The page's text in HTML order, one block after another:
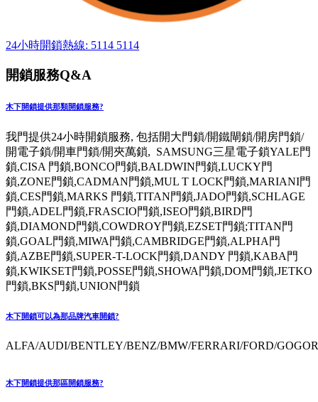
24小時開鎖熱線: 5114 5114
開鎖服務Q&A
木下開鎖提供那類開鎖服務?
我門提供24小時開鎖服務, 包括開大門鎖/開鐵閘鎖/開房門鎖/
開電子鎖/開車門鎖/開夾萬鎖, SAMSUNG三星電子鎖YALE門
鎖,CISA 門鎖,BONCO門鎖,BALDWIN門鎖,LUCKY門
鎖,ZONE門鎖,CADMAN門鎖,MUL T LOCK門鎖,MARIANI門
鎖,CES門鎖,MARKS 門鎖,TITAN門鎖,JADO門鎖,SCHLAGE
門鎖,ADEL門鎖,FRASCIO門鎖,ISEO門鎖,BIRD門
鎖,DIAMOND門鎖,COWDROY門鎖,EZSET門鎖;TITAN門
鎖,GOAL門鎖,MIWA門鎖,CAMBRIDGE門鎖,ALPHA門
鎖,AZBE門鎖,SUPER-T-LOCK門鎖,DANDY 門鎖,KABA門
鎖,KWIKSET門鎖,POSSE門鎖,SHOWA門鎖,DOM門鎖,JETKO
門鎖,BKS門鎖,UNION門鎖
木下開鎖可以為那品牌汽車開鎖?
ALFA/AUDI/BENTLEY/BENZ/BMW/FERRARI/FORD/
木下開鎖提供那區開鎖服務?